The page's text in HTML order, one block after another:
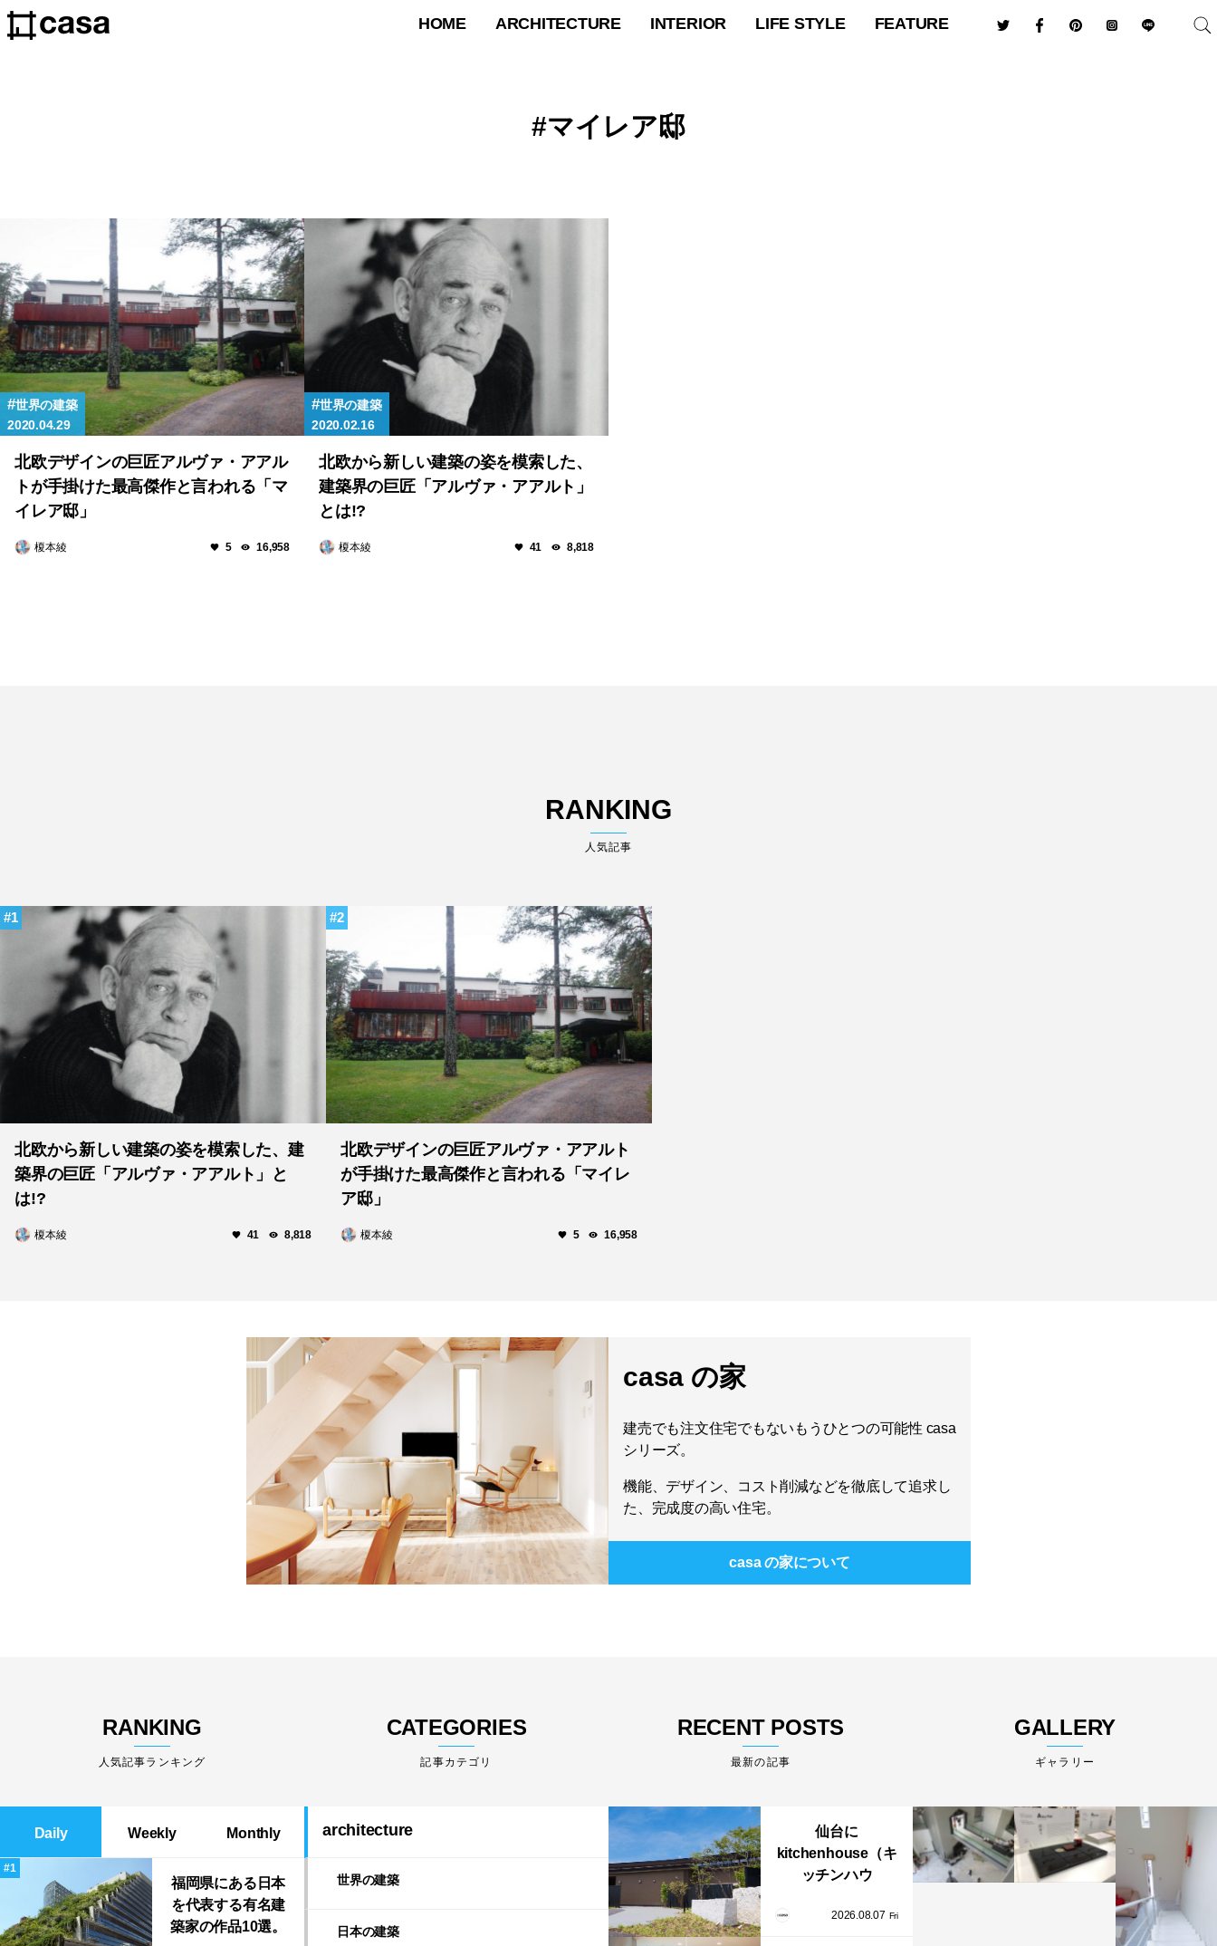
HOME ARCHITECTURE INTERIOR LIFE STYLE FEATURE
マイレア邸
世界の建築
2020.04.29
北欧デザインの巨匠アルヴァ・アアル
トが手掛けた最高傑作と言われる「マ
イレア邸」
榎本綾 5 16,958
世界の建築
2020.02.16
北欧から新しい建築の姿を模索した、
建築界の巨匠「アルヴァ・アアルト」
とは!?
榎本綾 41 8,818
RANKING
人気記事
1
北欧から新しい建築の姿を模索した、建
築界の巨匠「アルヴァ・アアルト」と
は!?
榎本綾 41 8,818
2
北欧デザインの巨匠アルヴァ・アアルト
が手掛けた最高傑作と言われる「マイレ
ア邸」
榎本綾 5 16,958
casa の家
建売でも注文住宅でもないもうひとつの可能性 casa
シリーズ。
機能、デザイン、コスト削減などを徹底して追求し
た、完成度の高い住宅。
casa の家について
RANKING
人気記事ランキング
Daily Weekly Monthly
福岡県にある日本
を代表する有名建
築家の作品10選。
CATEGORIES
architecture
世界の建築
日本の建築
RECENT POSTS
最新の記事
仙台に
kitchenhouse（キ
ッチンハウ
（グラフテクト）
2026.08.07 Fri
GALLERY
ギャラリー